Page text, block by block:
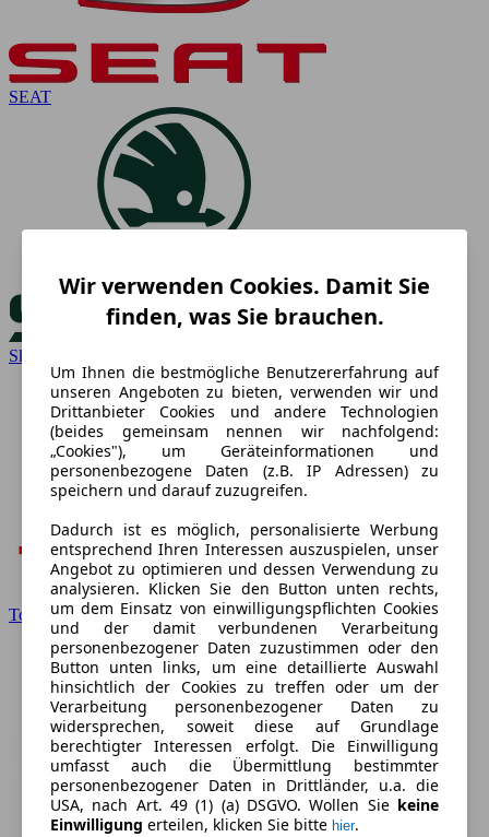
SEAT
Skoda
Toyota
Wir verwenden Cookies. Damit Sie
finden, was Sie brauchen.
Um Ihnen die bestmögliche Benutzererfahrung auf
unseren Angeboten zu bieten, verwenden wir und
Drittanbieter Cookies und andere Technologien
(beides gemeinsam nennen wir nachfolgend:
„Cookies"), um Geräteinformationen und
personenbezogene Daten (z.B. IP Adressen) zu
speichern und darauf zuzugreifen.
Dadurch ist es möglich, personalisierte Werbung
entsprechend Ihren Interessen auszuspielen, unser
Angebot zu optimieren und dessen Verwendung zu
analysieren. Klicken Sie den Button unten rechts,
um dem Einsatz von einwilligungspflichten Cookies
und der damit verbundenen Verarbeitung
personenbezogener Daten zuzustimmen oder den
Button unten links, um eine detaillierte Auswahl
hinsichtlich der Cookies zu treffen oder um der
Verarbeitung personenbezogener Daten zu
widersprechen, soweit diese auf Grundlage
berechtigter Interessen erfolgt. Die Einwilligung
umfasst auch die Übermittlung bestimmter
personenbezogener Daten in Drittländer, u.a. die
USA, nach Art. 49 (1) (a) DSGVO. Wollen Sie keine
Einwilligung erteilen, klicken Sie bitte hier.